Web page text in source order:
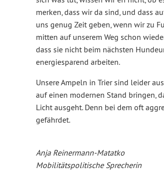
merken, dass wir da sind, und dass
uns genug Zeit geben, wenn wir zu
mitten auf unserem Weg schon
dass sie nicht beim nächsten
energiesparend arbeiten.
Unsere Ampeln in Trier sind leider
auf einen modernen Stand bringen,
Licht ausgeht. Denn bei dem oft
gefährdet.
Anja Reinermann-Matatko
Mobilitätspolitische Sprecherin